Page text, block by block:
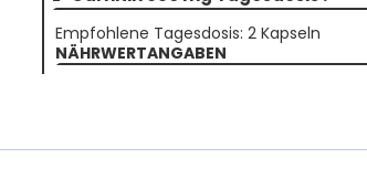
Empfohlene Tagesdosis: 2 Kapseln
NÄHRWERTANGABEN
L-Carnitin-Tartrat